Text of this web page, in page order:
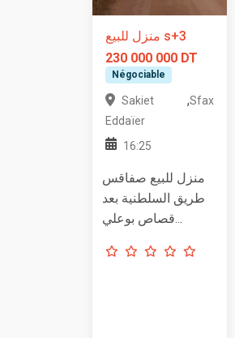
منزل للبيع s+3
230 000 000 DT
Négociable
Sakiet
Eddaïer
,Sfax
16:25
منزل للبيع صفاقس
طريق السلطنية بعد
قصاص بوعلي...